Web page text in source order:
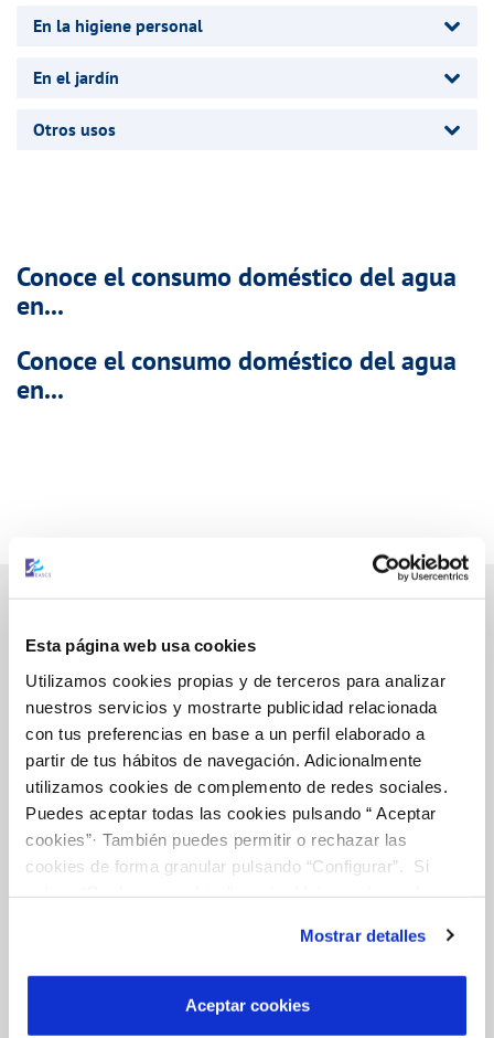
Esta página web usa cookies
Utilizamos cookies propias y de terceros para analizar
nuestros servicios y mostrarte publicidad relacionada
con tus preferencias en base a un perfil elaborado a
partir de tus hábitos de navegación. Adicionalmente
utilizamos cookies de complemento de redes sociales.
Puedes aceptar todas las cookies pulsando “ Aceptar
cookies”· También puedes permitir o rechazar las
cookies de forma granular pulsando “Configurar”. Si
son indispensables para que el sitio web funcione y que
por tanto no se pueden desactivar. Puedes consultar
más información en nuestraPolítica de Cookies
Mostrar detalles
Aceptar cookies
En la higiene personal
En el jardín
Otros usos
Conoce el consumo doméstico del agua
en...
Conoce el consumo doméstico del agua
en...
Gestiones Online
FACTURAS, PAGOS Y CONSUMOS
CONTRATOS
MODIFICACIÓN DE DATOS
INCIDENCIAS